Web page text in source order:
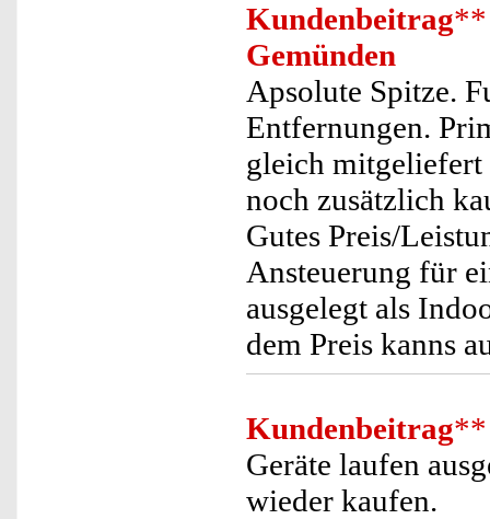
Kundenbeitrag**
Gemünden
Apsolute Spitze.
Entfernungen.
gleich mitgeliefert
noch zusätzlich
Gutes Preis/
Ansteuerung für
ausgelegt als
dem Preis kanns
Kundenbeitrag**
Geräte laufen
wieder kaufen.